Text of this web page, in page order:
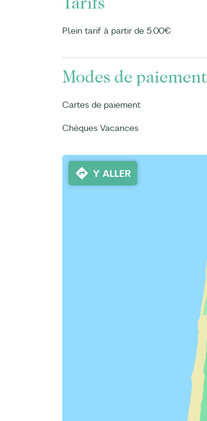
Plein tarif à partir de 5.00€
Modes de paiement
Cartes de paiement
Chèques Vacances
Y ALLER